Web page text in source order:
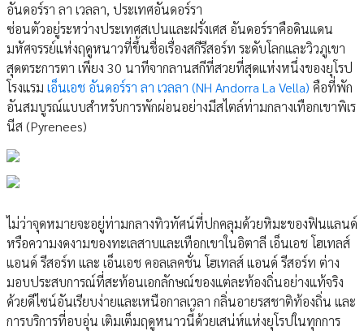
อันดอร์รา ลา เวลลา, ประเทศอันดอร์รา
ซ่อนตัวอยู่ระหว่างประเทศสเปนและฝรั่งเศส อันดอร์ราคือดินแดน
มหัศจรรย์แห่งฤดูหนาวที่ขึ้นชื่อเรื่องสกีรีสอร์ท ระดับโลกและวิวภูเขา
สุดตระการตา เพียง 30 นาทีจากลานสกีที่สวยที่สุดแห่งหนึ่งของยุโรป
โรงแรม เอ็นเอช อันดอร์รา ลา เวลลา (NH Andorra La Vella) คือที่พัก
อันสมบูรณ์แบบสำหรับการพักผ่อนอย่างมีสไตล์ท่ามกลางเทือกเขาพิเร
นีส (Pyrenees)
ไม่ว่าจุดหมายจะอยู่ท่ามกลางทิวทัศน์ที่ปกคลุมด้วยหิมะของฟินแลนด์
หรือความงดงามของทะเลสาบและเทือกเขาในอิตาลี เอ็นเอช โฮเทลส์
แอนด์ รีสอร์ท และ เอ็นเอช คอลเลคชั่น โฮเทลส์ แอนด์ รีสอร์ท ต่าง
มอบประสบการณ์ที่สะท้อนเอกลักษณ์ของแต่ละท้องถิ่นอย่างแท้จริง
ด้วยดีไซน์อันเรียบง่ายและเหนือกาลเวลา กลิ่นอายรสชาติท้องถิ่น และ
การบริการที่อบอุ่น เติมเต็มฤดูหนาวนี้ด้วยเสน่ห์แห่งยุโรปในทุกการ